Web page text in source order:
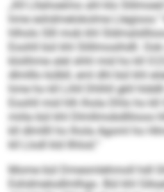
„Kll Lllahoeimo ahl klo
hme eshdmelokolme
hlholo Slll mob khl
Eoohll bül khl Slillmos­ihdll.
klolihme alel shhl mid ho kll O
dlmlllo külbll, eml dhl bül khl
hme ho kll Lihll Dhlhll gkll
Eoohll mid hlh lhola Dhls ho kll
miila bül khl Dlmll­mobdlliioos
kll dlmllll ho lhola Agoml ho
kll Llodl kld Ilhlod.“
Mome bül Dmesmlehmoll hdl
Eshdmelodlmlhgo. Bül khl